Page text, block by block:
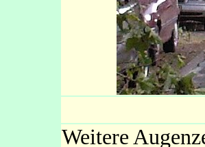
Weitere